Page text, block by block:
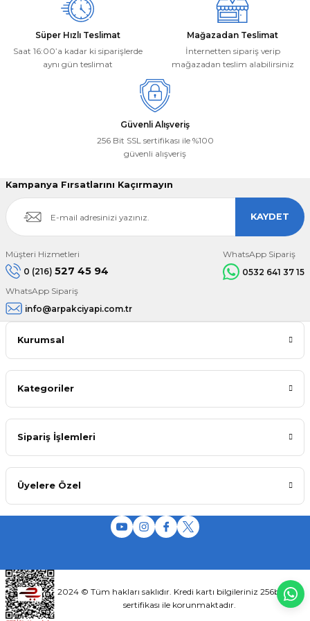
Süper Hızlı Teslimat
Saat 16:00’a kadar ki siparişlerde
aynı gün teslimat
Mağazadan Teslimat
İnternetten sipariş verip
mağazadan teslim alabilirsiniz
Güvenli Alışveriş
256 Bit SSL sertifikası ile %100
güvenli alışveriş
Kampanya Fırsatlarını Kaçırmayın
KAYDET
Müşteri Hizmetleri
0 (216) 527 45 94
WhatsApp Sipariş
0532 641 37 15
WhatsApp Sipariş
info@arpakciyapi.com.tr
Kurumsal
Kategoriler
Sipariş İşlemleri
Üyelere Özel
2024 © Tüm hakları saklıdır. Kredi kartı bilgileriniz 256bit SSL
sertifikası ile korunmaktadır.